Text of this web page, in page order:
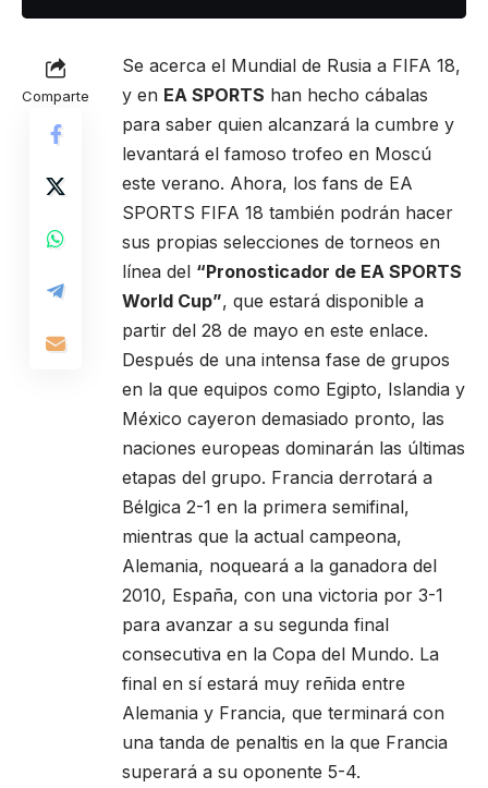
Comparte
Se acerca el Mundial de Rusia a FIFA 18,
y en EA SPORTS han hecho cábalas
para saber quien alcanzará la cumbre y
levantará el famoso trofeo en Moscú
este verano. Ahora, los fans de EA
SPORTS FIFA 18 también podrán hacer
sus propias selecciones de torneos en
línea del “Pronosticador de EA SPORTS
World Cup”, que estará disponible a
partir del 28 de mayo en este enlace.
Después de una intensa fase de grupos
en la que equipos como Egipto, Islandia y
México cayeron demasiado pronto, las
naciones europeas dominarán las últimas
etapas del grupo. Francia derrotará a
Bélgica 2-1 en la primera semifinal,
mientras que la actual campeona,
Alemania, noqueará a la ganadora del
2010, España, con una victoria por 3-1
para avanzar a su segunda final
consecutiva en la Copa del Mundo. La
final en sí estará muy reñida entre
Alemania y Francia, que terminará con
una tanda de penaltis en la que Francia
superará a su oponente 5-4.